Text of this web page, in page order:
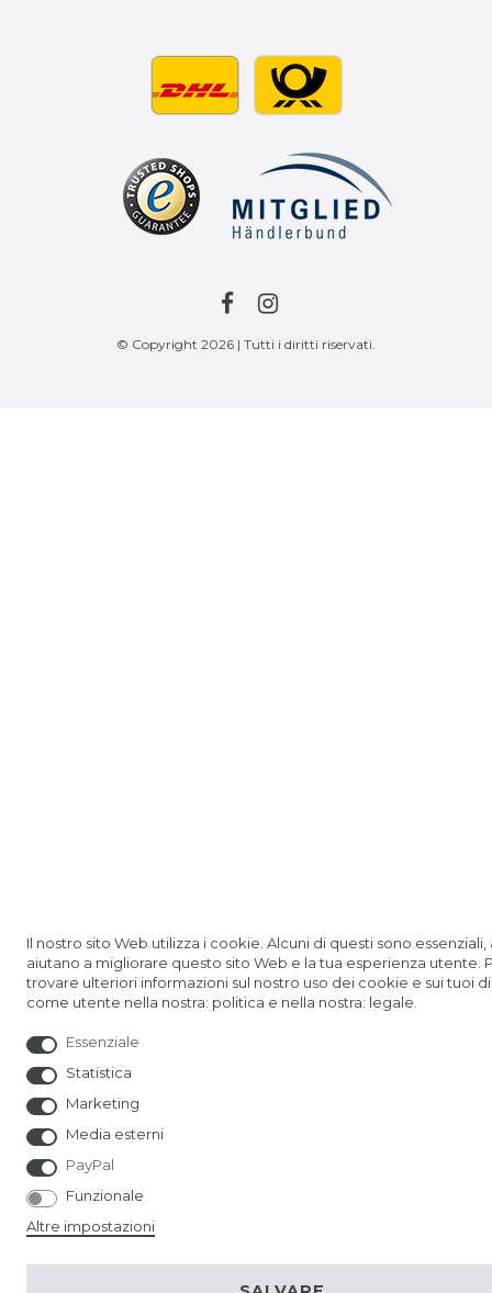
© Copyright 2026 | Tutti i diritti riservati.
Il nostro sito Web utilizza i cookie. Alcuni di questi sono essenziali,
aiutano a migliorare questo sito Web e la tua esperienza utente.
trovare ulteriori informazioni sul nostro uso dei cookie e sui tuoi
come utente nella nostra: politica e nella nostra: legale.
Essenziale
Statistica
Marketing
Media esterni
PayPal
Funzionale
Altre impostazioni